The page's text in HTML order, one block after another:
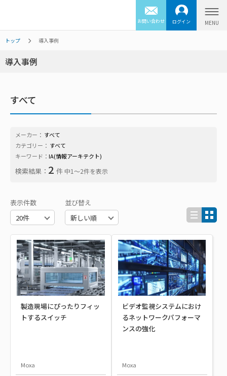
お問い合わせ ログイン
トップ 導入事例
導入事例
すべて
メーカー： すべて
カテゴリー： すべて
キーワード： IA(情報アーキテクト)
検索結果： 2 件 中1〜2件を表示
表示件数 並び替え
製造現場にぴったりフィッ
トするスイッチ
Moxa
ビデオ監視システムにおけ
るネットワークパフォーマ
ンスの強化
Moxa